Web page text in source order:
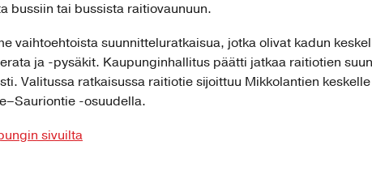
bussiin tai bussista raitiovaunuun.
vaihtoehtoista suunnitteluratkaisua, jotka olivat kadun
ja -pysäkit. Kaupunginhallitus päätti jatkaa raitiotien
Valitussa ratkaisussa raitiotie sijoittuu Mikkolantien
-osuudella.
sivuilta